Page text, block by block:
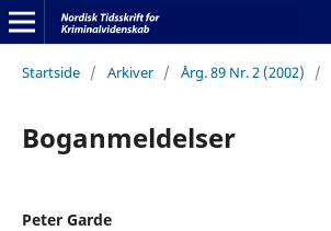
Startside / Arkiver / Årg. 89 Nr. 2 (2002) /
Boganmeldelser
Peter Garde